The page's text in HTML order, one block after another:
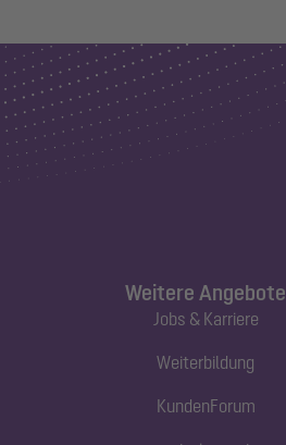
Weitere Angebote
Jobs & Karriere
Weiterbildung
KundenForum